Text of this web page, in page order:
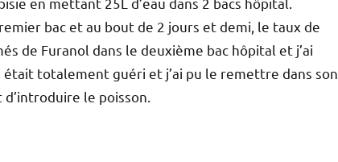
bac et au bout de 2 jours et demi, le taux de
de Furanol dans le deuxième bac hôpital et j’ai
totalement guéri et j’ai pu le remettre dans son
le poisson.